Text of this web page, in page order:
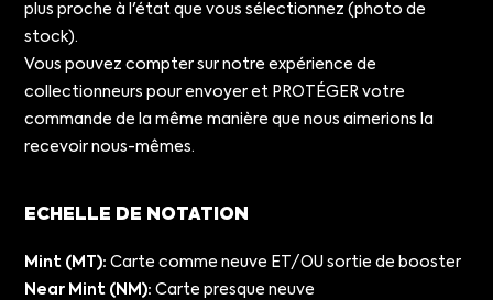
plus proche à l'état que vous sélectionnez (photo de
stock).
Vous pouvez compter sur notre expérience de
collectionneurs pour envoyer et PROTÉGER votre
commande de la même manière que nous aimerions la
recevoir nous-mêmes.
ECHELLE DE NOTATION
Mint (MT): Carte comme neuve ET/OU sortie de booster
Near Mint (NM): Carte presque neuve